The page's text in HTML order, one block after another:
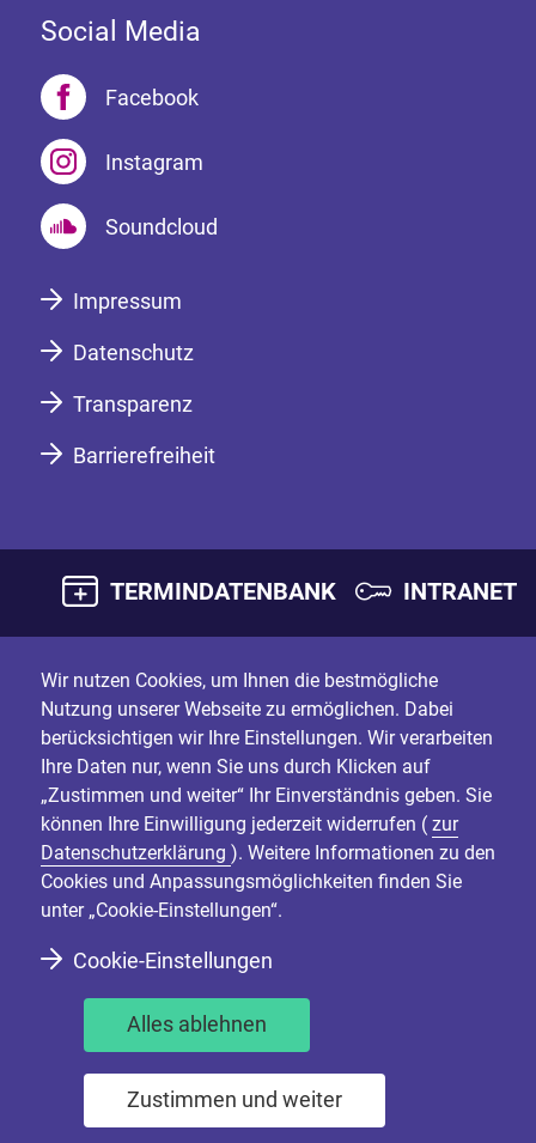
Social Media
Facebook
Instagram
Soundcloud
Impressum
Datenschutz
Transparenz
Barrierefreiheit
TERMINDATENBANK INTRANET
Wir nutzen Cookies, um Ihnen die bestmögliche
Nutzung unserer Webseite zu ermöglichen. Dabei
berücksichtigen wir Ihre Einstellungen. Wir verarbeiten
Ihre Daten nur, wenn Sie uns durch Klicken auf
„Zustimmen und weiter“ Ihr Einverständnis geben. Sie
können Ihre Einwilligung jederzeit widerrufen ( zur
Datenschutzerklärung ). Weitere Informationen zu den
Cookies und Anpassungsmöglichkeiten finden Sie
unter „Cookie-Einstellungen“.
Cookie-Einstellungen
Alles ablehnen
Zustimmen und weiter